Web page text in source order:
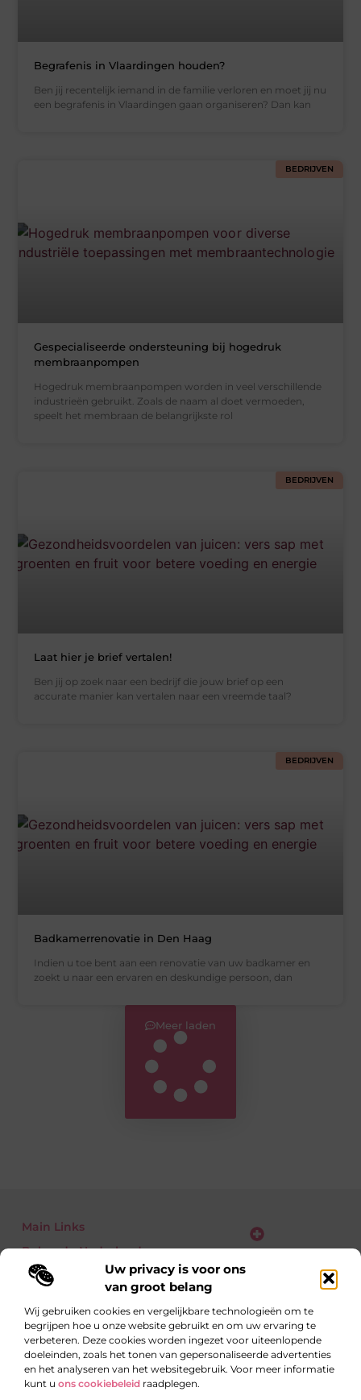
Uw privacy is voor ons
van groot belang
Wij gebruiken cookies en vergelijkbare technologieën om te
begrijpen hoe u onze website gebruikt en om uw ervaring te
verbeteren. Deze cookies worden ingezet voor uiteenlopende
doeleinden, zoals het tonen van gepersonaliseerde advertenties
en het analyseren van het websitegebruik. Voor meer informatie
kunt u ons cookiebeleid raadplegen.
Begrafenis in Vlaardingen houden?
Ben jij recentelijk iemand in de familie verloren en moet jij nu
een begrafenis in Vlaardingen gaan organiseren? Dan kan
BEDRIJVEN
Gespecialiseerde ondersteuning bij hogedruk
membraanpompen
Hogedruk membraanpompen worden in veel verschillende
industrieën gebruikt. Zoals de naam al doet vermoeden,
speelt het membraan de belangrijkste rol
BEDRIJVEN
Laat hier je brief vertalen!
Ben jij op zoek naar een bedrijf die jouw brief op een
accurate manier kan vertalen naar een vreemde taal?
BEDRIJVEN
Badkamerrenovatie in Den Haag
Indien u toe bent aan een renovatie van uw badkamer en
zoekt u naar een ervaren en deskundige persoon, dan
Meer laden
Main Links
Bekende Nederlanders
Eén richting: kennis delen
Blogs vol inzichten over alledaagse én verrassende
onderwerpen.